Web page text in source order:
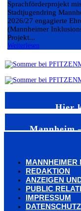
Sprachförderprojekt
Stadtjugendring
2026/27 engagierte
(Mannheimer
Projekt...
Weiterlesen
Hier
Mannheim
MANNHEIMER
REDAKTION
ANZEIGEN
PUBLIC
IMPRESSUM
DATENSCHUTZ